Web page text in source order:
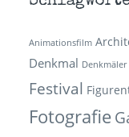
Animationsfilm
Denkmal Denkmäler
Festival
Fotografie